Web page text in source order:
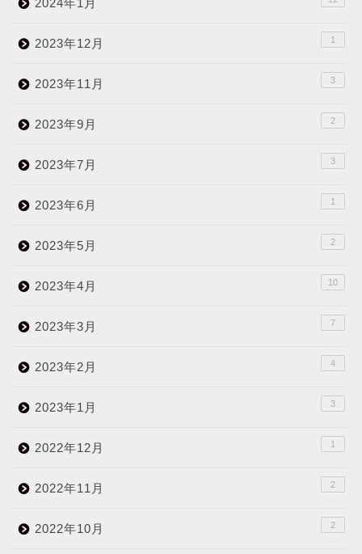
2024年1月
2023年12月 1
2023年11月 3
2023年9月 2
2023年7月 3
2023年6月 1
2023年5月 2
2023年4月 10
2023年3月 7
2023年2月 4
2023年1月 3
2022年12月 1
2022年11月 2
2022年10月 2